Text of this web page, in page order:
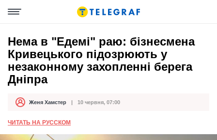
Нема в "Едемі" раю: бізнесмена
Кривецького підозрюють у
незаконному захопленні берега
Дніпра
АвторЖеня Хамстер
Дата публікації 10 червня, 07:00
ЧИТАТЬ НА РУССКОМ